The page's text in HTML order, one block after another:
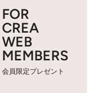
FOR
CREA
WEB
MEMBERS
会員限定プレゼント